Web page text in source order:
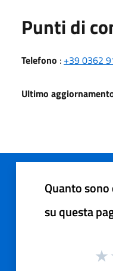
Punti di
Telefono : +39 0362
Ultimo
Quanto
su questa